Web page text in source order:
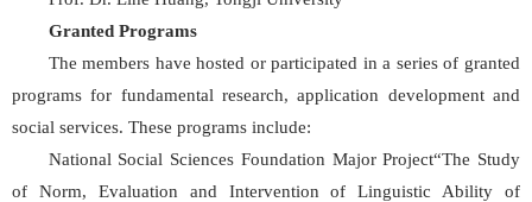
Granted Programs
The members have hosted or participated in a series of granted
programs for fundamental research, application development and
social services. These programs include:
National Social Sciences Foundation Major Project“The Study
of Norm, Evaluation and Intervention of Linguistic Ability of